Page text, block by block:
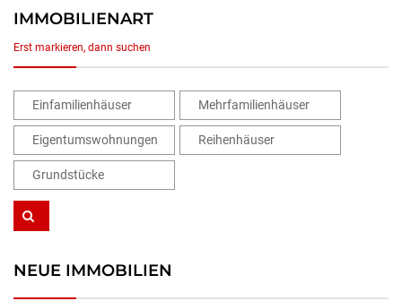
IMMOBILIENART
Erst markieren, dann suchen
Einfamilienhäuser Mehrfamilienhäuser
Eigentumswohnungen Reihenhäuser
Grundstücke
NEUE IMMOBILIEN